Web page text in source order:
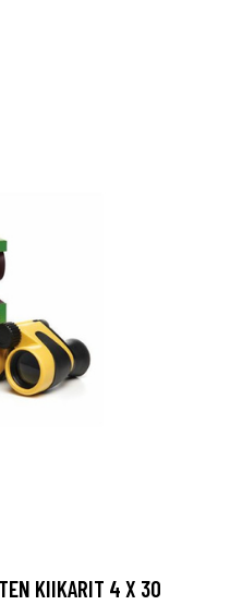
KIIKARIT 4 X 30